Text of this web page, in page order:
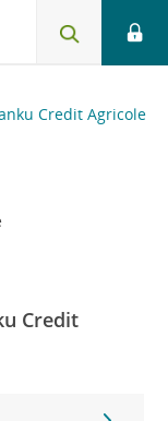
Credit Agricole
Credit